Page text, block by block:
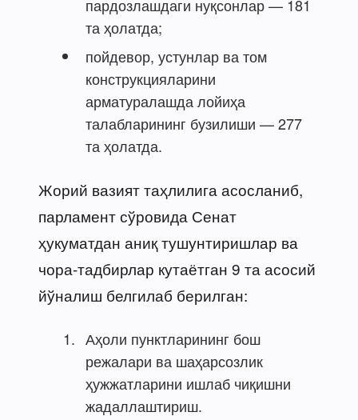
пардозлашдаги нуқсонлар — 181
та ҳолатда;
пойдевор, устунлар ва том
конструкцияларини
арматуралашда лойиҳа
талабларининг бузилиши — 277
та ҳолатда.
Жорий вазият таҳлилига асосланиб,
парламент сўровида Сенат
ҳукуматдан аниқ тушунтиришлар ва
чора-тадбирлар кутаётган 9 та асосий
йўналиш белгилаб берилган:
Аҳоли пунктларининг бош
режалари ва шаҳарсозлик
ҳужжатларини ишлаб чиқишни
жадаллаштириш.